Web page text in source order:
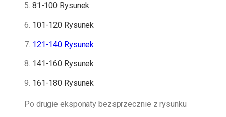
5. 81-100 Rysunek
6. 101-120 Rysunek
7. 121-140 Rysunek
8. 141-160 Rysunek
9. 161-180 Rysunek
Po drugie eksponaty bezsprzecznie z rysunku